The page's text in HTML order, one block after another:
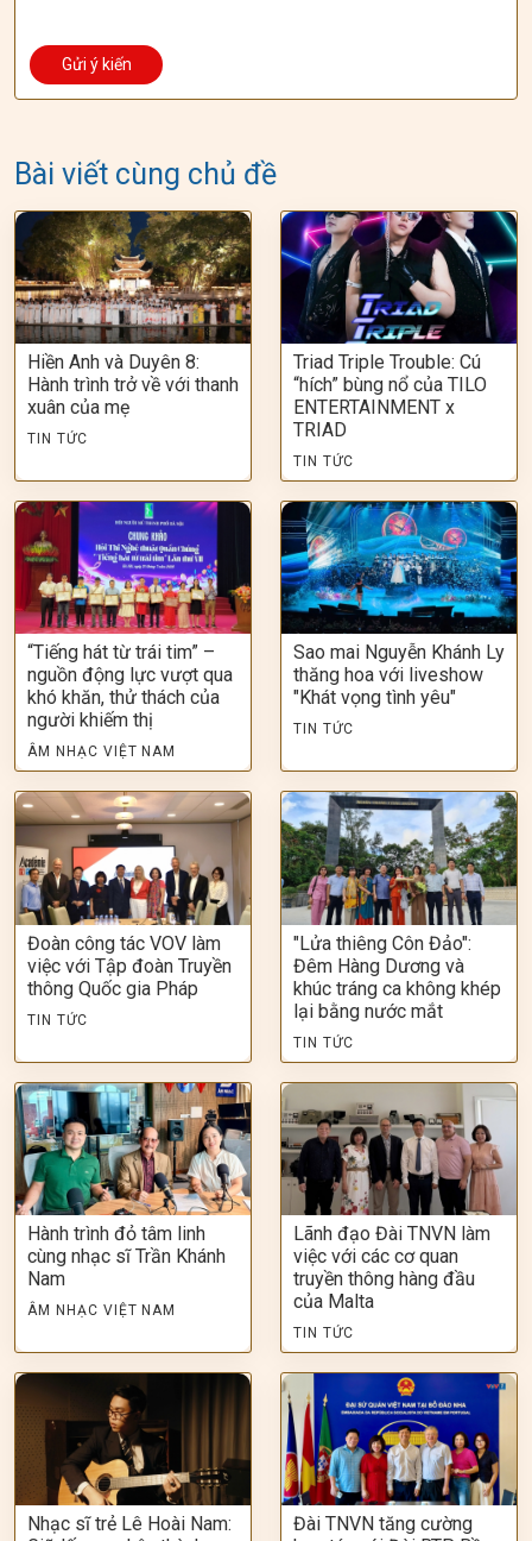
Bài viết cùng chủ đề
Hiền Anh và Duyên 8:
Hành trình trở về với thanh
xuân của mẹ
TIN TỨC
Triad Triple Trouble: Cú
“hích” bùng nổ của TILO
ENTERTAINMENT x
TRIAD
TIN TỨC
“Tiếng hát từ trái tim” –
nguồn động lực vượt qua
khó khăn, thử thách của
người khiếm thị
ÂM NHẠC VIỆT NAM
Sao mai Nguyễn Khánh Ly
thăng hoa với liveshow
"Khát vọng tình yêu"
TIN TỨC
Đoàn công tác VOV làm
việc với Tập đoàn Truyền
thông Quốc gia Pháp
TIN TỨC
"Lửa thiêng Côn Đảo":
Đêm Hàng Dương và
khúc tráng ca không khép
lại bằng nước mắt
TIN TỨC
Hành trình đỏ tâm linh
cùng nhạc sĩ Trần Khánh
Nam
ÂM NHẠC VIỆT NAM
Lãnh đạo Đài TNVN làm
việc với các cơ quan
truyền thông hàng đầu
của Malta
TIN TỨC
Nhạc sĩ trẻ Lê Hoài Nam:
Đài TNVN tăng cường